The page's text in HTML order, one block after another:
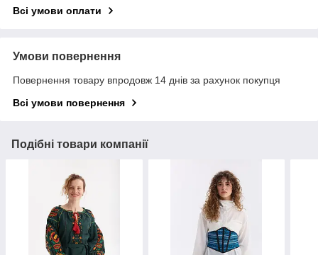
Всі умови оплати
Умови повернення
Повернення товару впродовж 14 днів за рахунок покупця
Всі умови повернення
Подібні товари компанії